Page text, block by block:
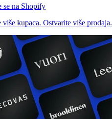
se na Shopify
više kupaca. Ostvarite više prodaja.